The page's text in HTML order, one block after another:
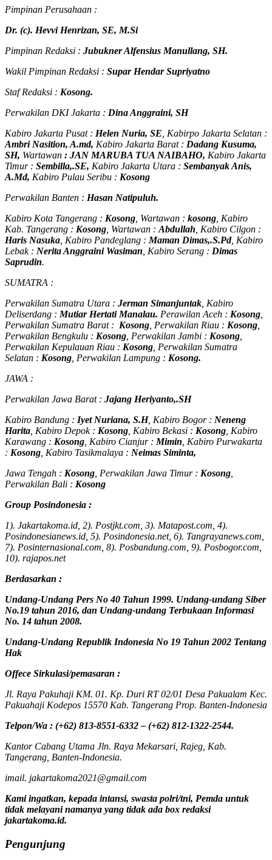
Pimpinan Perusahaan :
Dr. (c). Hevvi Henrizan, SE, M.Si
Pimpinan Redaksi : Jubukner Alfensius Manullang, SH.
Wakil Pimpinan Redaksi : Supar Hendar Supriyatno
Staf Redaksi : Kosong.
Perwakilan DKI Jakarta : Dina Anggraini, SH
Kabiro Jakarta Pusat : Helen Nuria, SE , Kabirpo Jakarta Selatan :
Ambri Nasition, A.md, Kabiro Jakarta Barat : Dadang Kusuma,
SH, Wartawan : JAN MARUBA TUA NAIBAHO, Kabiro Jakarta
Timur : Sembilla,.SE, Kabiro Jakarta Utara : Sembanyak Anis,
A.Md, Kabiro Pulau Seribu : Kosong
Perwakilan Banten : Hasan Natipuluh.
Kabiro Kota Tangerang : Kosong , Wartawan : kosong , Kabiro
Kab. Tangerang : Kosong , Wartawan : Abdullah , Kabiro Cilgon :
Haris Nasuka , Kabiro Pandeglang : Maman Dimas,.S.Pd, Kabiro
Lebak : Nerita Anggraini Wasiman , Kabiro Serang : Dimas
Saprudin.
SUMATRA :
Perwakilan Sumatra Utara : Jerman Simanjuntak , Kabiro
Deliserdang : Mutiar Hertati Manalau. Perawilan Aceh : Kosong
Perwakilan Sumatra Barat : Kosong , Perwakilan Riau : Kosong
Perwakilan Bengkulu : Kosong , Perwakilan Jambi : Kosong
Perwakilan Kepulauan Riau : Kosong , Perwakilan Sumatra
Selatan : Kosong , Perwakilan Lampung : Kosong.
JAWA :
Perwakilan Jawa Barat : Jajang Heriyanto,.SH
Kabiro Bandung : Iyet Nuriana, S.H, Kabiro Bogor : Neneng
Harita , Kabiro Depok : Kosong , Kabiro Bekasi : Kosong , Kabiro
Karawang : Kosong , Kabiro Cianjur : Mimin , Kabiro Purwakarta
: Kosong , Kabiro Tasikmalaya : Neimas Siminta,
Jawa Tengah : Kosong , Perwakilan Jawa Timur : Kosong
Perwakilan Bali : Kosong
Group Posindonesia :
1). Jakartakoma.id, 2). Postjkt.com, 3). Matapost.com, 4).
Posindonesianews.id, 5). Posindonesia.net, 6). Tangrayanews.com,
7). Posinternasional.com, 8). Posbandung.com, 9). Posbogor.com,
10). rajapos.net
Berdasarkan :
Undang-Undang Pers No 40 Tahun 1999. Undang-undang Siber
No.19 tahun 2016, dan Undang-undang Terbukaan Informasi
No. 14 tahun 2008.
Undang-Undang Republik Indonesia No 19 Tahun 2002 Tentang
Hak
Offece Sirkulasi/pemasaran :
Jl. Raya Pakuhaji KM. 01. Kp. Duri RT 02/01 Desa Pakualam Kec.
Pakuahaji Kodepos 15570 Kab. Tangerang Prop. Banten-Indonesia
Telpon/Wa : (+62) 813-8551-6332 – (+62) 812-1322-2544.
Kantor Cabang Utama Jln. Raya Mekarsari, Rajeg, Kab.
Tangerang, Banten-Indonesia.
imail. jakartakoma2021@gmail.com
Kami ingatkan, kepada intansi, swasta polri/tni, Pemda untuk
tidak melayani namanya yang tidak ada box redaksi
jakartakoma.id.
Pengunjung